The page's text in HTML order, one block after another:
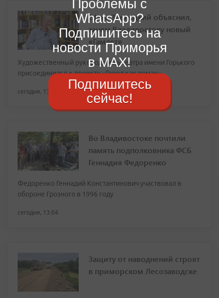
Ефим Звеняцкий объяснил,
зачем Владивостоку новый
«Гамлет»
Художественный руководитель Театра имени Горького
присоединился к проекту «Город как роман»
сегодня, 13:08
Во Владивостоке почтили
память подполковника ФСБ
Геннадия Федоренко
Федоренко Геннадий Константинович участвовал в
обороне Грозного в 1996 году
сегодня, 13:04
Защиту от наводнений строят
в приморском Лесозаводске
Проблемы с
WhatsApp?
Подпишитесь на
новости Приморья
в MAX!
Подпишитесь
сейчас!